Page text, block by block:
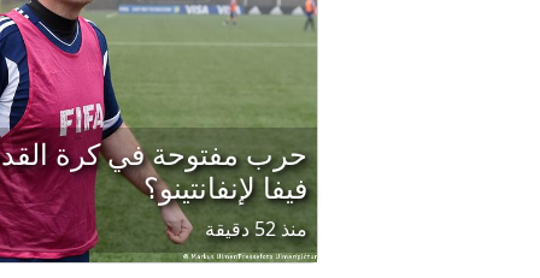
حرب مفتوحة في كرة
فيفا لإنفانتينو؟
منذ 52 دقيقة